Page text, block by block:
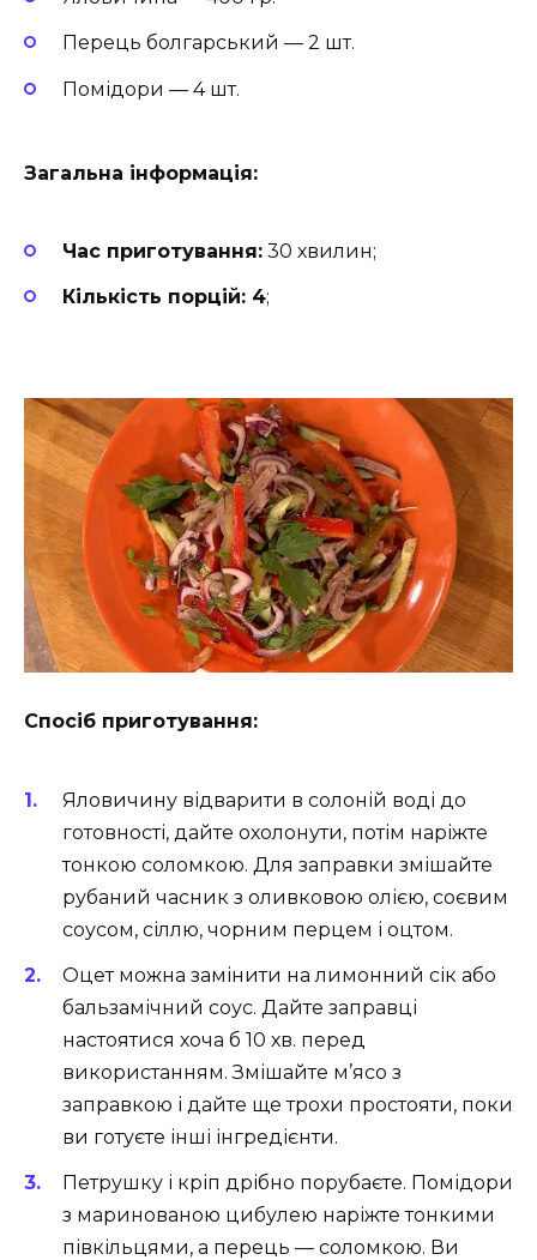
Перець болгарський — 2 шт.
Помідори — 4 шт.
Загальна інформація:
Час приготування: 30 хвилин;
Кількість порцій: 4;
Спосіб приготування:
Яловичину відварити в солоній воді до
готовності, дайте охолонути, потім наріжте
тонкою соломкою. Для заправки змішайте
рубаний часник з оливковою олією, соєвим
соусом, сіллю, чорним перцем і оцтом.
Оцет можна замінити на лимонний сік або
бальзамічний соус. Дайте заправці
настоятися хоча б 10 хв. перед
використанням. Змішайте м’ясо з
заправкою і дайте ще трохи простояти, поки
ви готуєте інші інгредієнти.
Петрушку і кріп дрібно порубаєте. Помідори
з маринованою цибулею наріжте тонкими
півкільцями, а перець — соломкою. Ви